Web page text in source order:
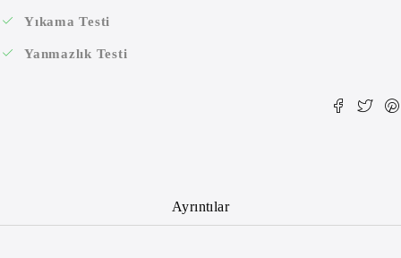
Yıkama Testi
Yanmazlık Testi
Ayrıntılar